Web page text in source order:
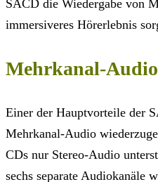
SACD die Wiedergabe von
immersiveres Hörerlebnis
Mehrkanal-
Einer der Hauptvorteile der
Mehrkanal-Audio
CDs nur Stereo-Audio
sechs separate Audiokanäle